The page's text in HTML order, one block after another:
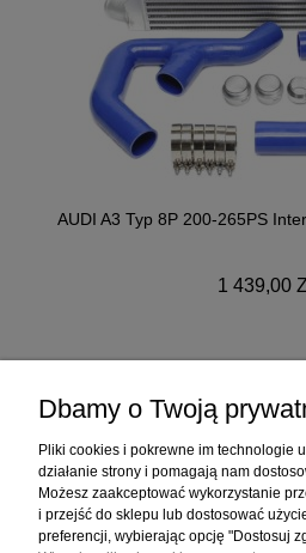
AUDI A3 Typ 8P 200-265PS
1 439,00
ZAKUPY
POMOC
Dbamy o Twoją
Pliki cookies i pokrewne im technologie
działanie strony i pomagają nam
Możesz zaakceptować wykorzystanie
i przejść do sklepu lub dostosować
preferencji, wybierając opcję "Dostosuj